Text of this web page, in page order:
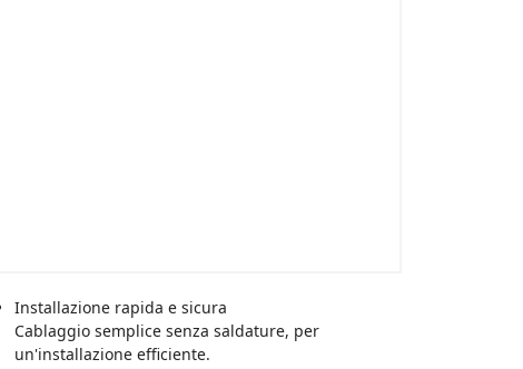
Installazione rapida e sicura
Cablaggio semplice senza saldature, per
un'installazione efficiente.